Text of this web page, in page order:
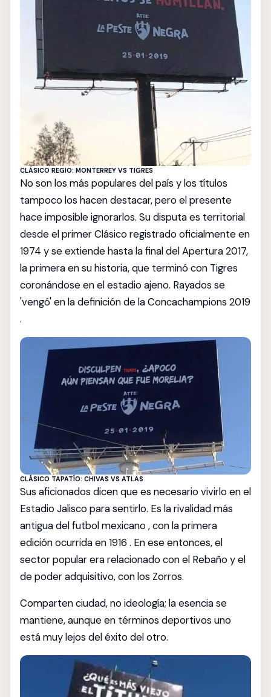
CLÁSICO REGIO: MONTERREY VS TIGRES
No son los más populares del país y los títulos
tampoco los hacen destacar, pero el presente
hace imposible ignorarlos. Su disputa es territorial
desde el primer Clásico registrado oficialmente en
1974 y se extiende hasta la final del Apertura 2017,
la primera en su historia, que terminó con Tigres
coronándose en el estadio ajeno. Rayados se
'vengó' en la definición de la Concachampions 2019
.
CLÁSICO TAPATÍO: CHIVAS VS ATLAS
Sus aficionados dicen que es necesario vivirlo en el
Estadio Jalisco para sentirlo. Es la rivalidad más
antigua del futbol mexicano , con la primera
edición ocurrida en 1916 . En ese entonces, el
sector popular era relacionado con el Rebaño y el
de poder adquisitivo, con los Zorros.
Comparten ciudad, no ideología; la esencia se
mantiene, aunque en términos deportivos uno
está muy lejos del éxito del otro.